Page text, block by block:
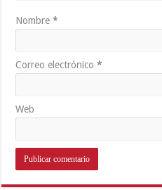
Nombre*
Correo electrónico*
Web